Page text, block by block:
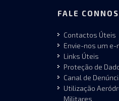
FALE
Contactos Úteis
Envie-nos um e-
Links Úteis
Proteção de
Canal de
Utilização
Militares